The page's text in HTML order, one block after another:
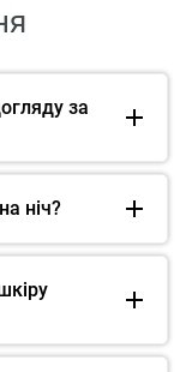
за
ніч?